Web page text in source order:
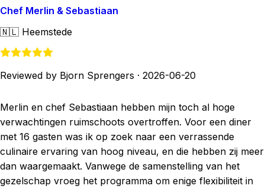
Chef Merlin & Sebastiaan
🇳🇱 Heemstede
Reviewed by Bjorn Sprengers · 2026-06-20
Merlin en chef Sebastiaan hebben mijn toch al hoge
verwachtingen ruimschoots overtroffen. Voor een diner
met 16 gasten was ik op zoek naar een verrassende
culinaire ervaring van hoog niveau, en die hebben zij meer
dan waargemaakt. Vanwege de samenstelling van het
gezelschap vroeg het programma om enige flexibiliteit in